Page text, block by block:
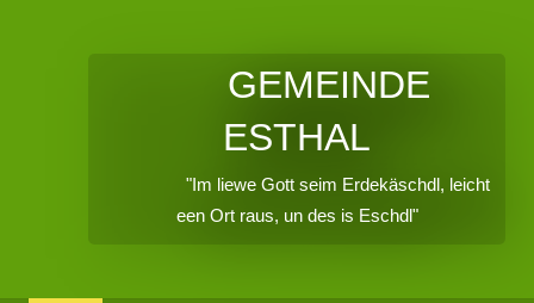
GEMEINDE
ESTHAL
"Im liewe Gott seim Erdekäschdl, leicht
een Ort raus, un des is Eschdl"